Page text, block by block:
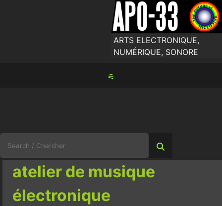
ARTS ELECTRONIQUE,
NUMÉRIQUE, SONORE
⚟
for:
atelier de musique
électronique